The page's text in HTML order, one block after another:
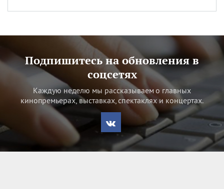
Подпишитесь на обновления в
соцсетях
Каждую неделю мы рассказываем о главных
кинопремьерах, выставках, спектаклях и концертах.